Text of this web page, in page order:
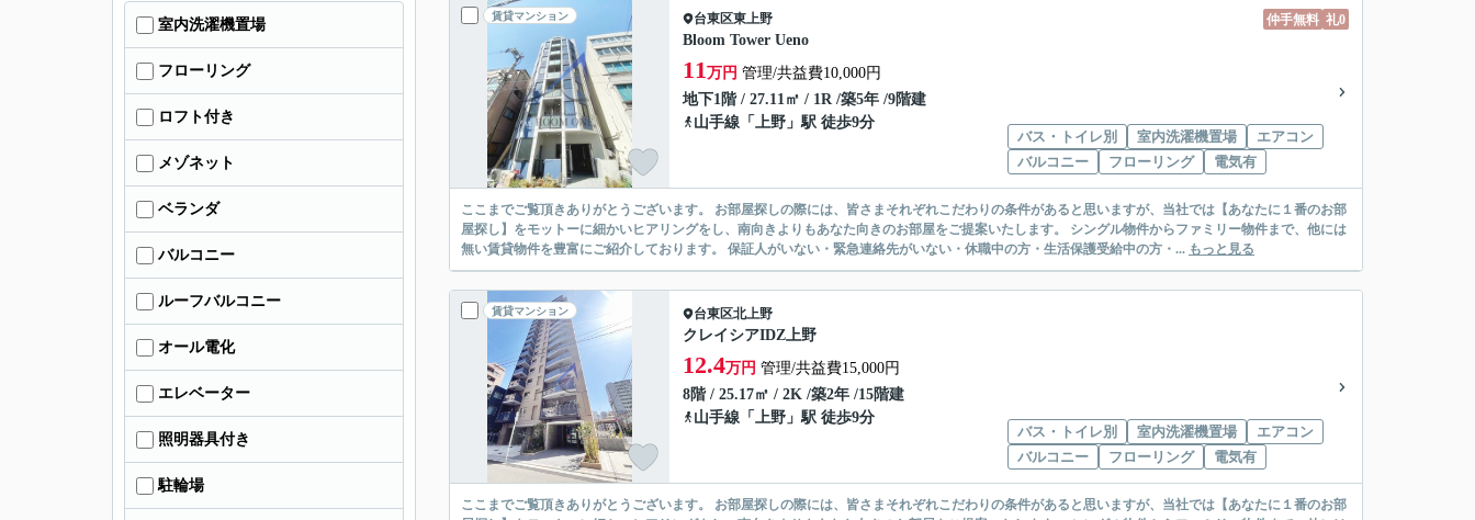
賃貸マンション 仲手無料 礼0
台東区東上野
Bloom Tower Ueno
11万円 管理/共益費10,000円
地下1階 / 27.11㎡ / 1R /築5年 /9階建
山手線 「 上野 」駅 徒歩9分
バス・トイレ別
室内洗濯機置場
エアコン
バルコニー
フローリング 電気有
ここまでご覧頂きありがとうございます。 お部屋探しの際には、皆さまそれぞれこだわりの条件があると思いますが、当社では【あなたに１番のお部
屋探し】をモットーに細かいヒアリングをし、南向きよりもあなた向きのお部屋をご提案いたします。 シングル物件からファミリー物件まで、他には
無い賃貸物件を豊富にご紹介しております。 保証人がいない・緊急連絡先がいない・休職中の方・生活保護受給中の方・... もっと見る
賃貸マンション 台東区北上野
クレイシアIDZ上野
12.4万円 管理/共益費15,000円
8階 / 25.17㎡ / 2K /築2年 /15階建
山手線 「 上野 」駅 徒歩9分
バス・トイレ別
室内洗濯機置場
エアコン
バルコニー
フローリング 電気有
ここまでご覧頂きありがとうございます。 お部屋探しの際には、皆さまそれぞれこだわりの条件があると思いますが、当社では【あなたに１番のお部
室内洗濯機置場
フローリング
ロフト付き
メゾネット
ベランダ
バルコニー
ルーフバルコニー
オール電化
エレベーター
照明器具付き
駐輪場